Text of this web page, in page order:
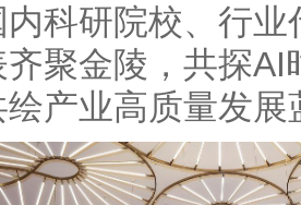
科研院校、行
聚金陵，共探
产业高质量发展